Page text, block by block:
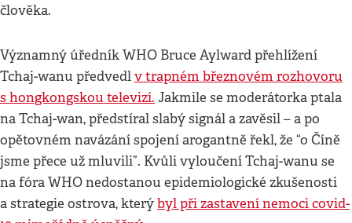
člověka.
Významný úředník WHO Bruce Aylward přehlížení
Tchaj-wanu předvedlv trapném březnovém rozhovoru
s hongkongskou televizí. Jakmile se moderátorka ptala
na Tchaj-wan, předstíral slabý signál a zavěsil – a po
opětovném navázání spojení arogantně řekl, že “o Číně
jsme přece už mluvili”. Kvůli vyloučení Tchaj-wanu se
na fóra WHO nedostanou epidemiologické zkušenosti
a strategie ostrova, kterýbyl při zastavení nemoci covid-